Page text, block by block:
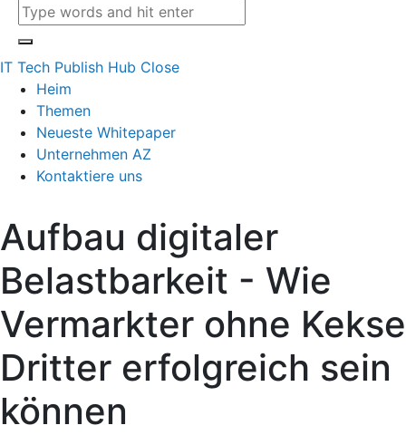
IT Tech Publish Hub Close
Heim
Themen
Neueste Whitepaper
Unternehmen AZ
Kontaktiere uns
Aufbau digitaler
Belastbarkeit - Wie
Vermarkter ohne Kekse
Dritter erfolgreich sein
können